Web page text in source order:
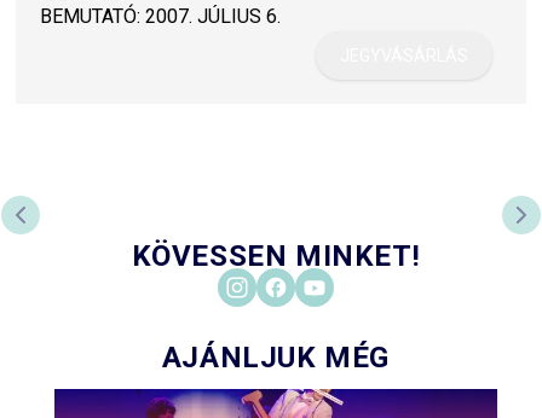
BEMUTATÓ: 2007. JÚLIUS 6.
PREVIOUS SLIDE
KÖVESSEN MINKET!
AJÁNLJUK MÉG